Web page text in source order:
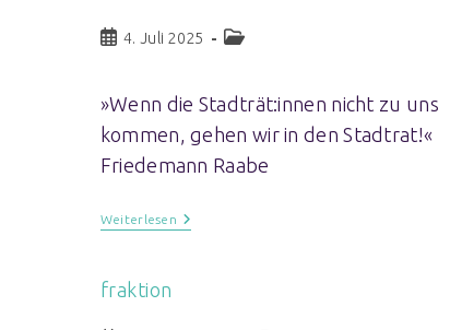
4. Juli 2025
»Wenn die Stadträt:innen nicht zu uns
kommen, gehen wir in den Stadtrat!«
Friedemann Raabe
Weiterlesen
fraktion